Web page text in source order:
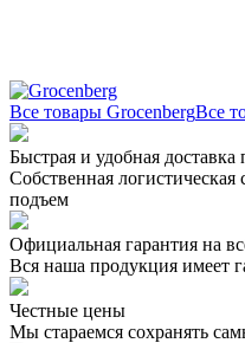
Все товары GrocenbergВсе
Быстрая и удобная доставка
Собственная
подъем
Официальная гарантия на
Вся наша продукция имеет
Честные цены
Мы стараемся сохранять